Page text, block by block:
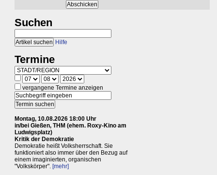
Suchen
Hilfe
Termine
vergangene Termine anzeigen
Montag, 10.08.2026 18:00 Uhr
in/bei Gießen, THM (ehem. Roxy-Kino am
Ludwigsplatz)
Kritik der Demokratie
Demokratie heißt Volksherrschaft. Sie
funktioniert also immer über den Bezug auf
einem imaginierten, organischen
"Volkskörper". [mehr]